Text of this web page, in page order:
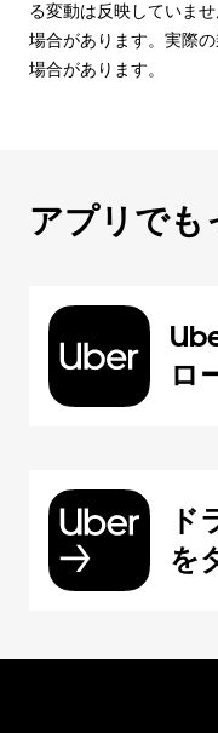
る変動は反映していま
場合があります。実際
場合があります。
アプリでも
ロ
ド
を